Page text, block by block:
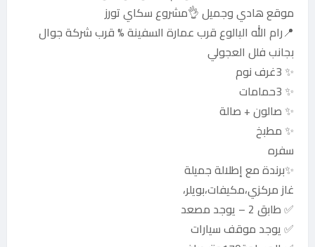
موقع هادي وجميل 👌مشروع سكاي تورز
📍رام الله البالوع قرب عمارة السفينة % قرب شركة جوال
بجانب فلل العجولي
✨ 3غرف نوم
✨ 3حمامات
✨ صالون + صالة
✨ مطبخ ‏
سفره
✨برندة مع إطلالة جميلة ‏
غاز مركزي،مكيفات،بويلر،
✅ طابق 2 – يوجد مصعد
✅ يوجد موقف سيارات